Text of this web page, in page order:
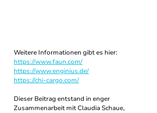
Weitere Informationen gibt es hier:
https://www.faun.com/
https://www.enginius.de/
https://chi-cargo.com/
Dieser Beitrag entstand in enger
Zusammenarbeit mit Claudia Schaue,